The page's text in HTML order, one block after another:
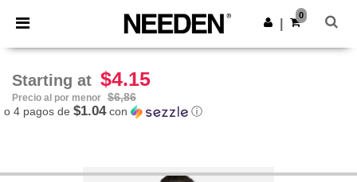
× App de Needen
¡Mejores precios en app!
Descargar app
0
Starting at $4.15
Precio al por menor $6,86
o 4 pagos de $1.04con ⓘ